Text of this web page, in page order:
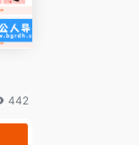
442